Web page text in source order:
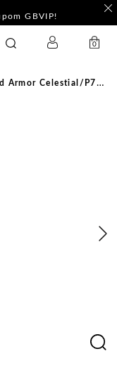
GBVIP!
0
Celestial/p7258/01